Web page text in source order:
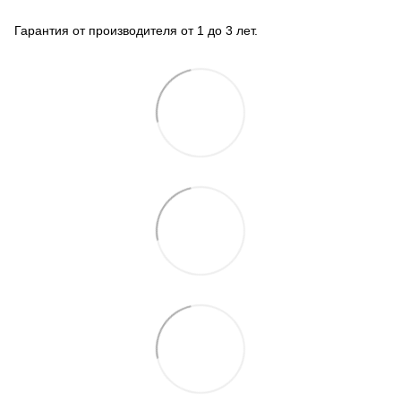
Гарантия от производителя от 1 до 3 лет.